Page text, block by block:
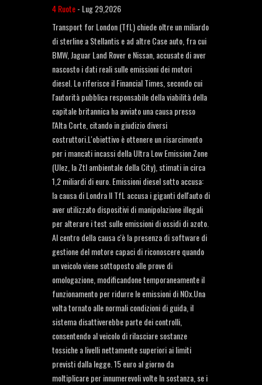
4 Ruote- Lug 29,2026
Transport for London (TfL) chiede oltre un miliardo
di sterline a Stellantis e ad altre Case auto, fra cui
BMW, Jaguar Land Rover e Nissan, accusate di aver
nascosto i dati reali sulle emissioni dei motori
diesel. Lo riferisce il Financial Times, secondo cui
l'autorità pubblica responsabile della viabilità della
capitale britannica ha avviato una causa presso
l'Alta Corte, citando in giudizio diversi
costruttori.L'obiettivo è ottenere un risarcimento
per i mancati incassi della Ultra Low Emission Zone
(Ulez, la Ztl ambientale della City), stimati in circa
1,2 miliardi di euro. Emissioni diesel sotto accusa:
la causa di Londra Il TfL accusa i giganti dell'auto di
aver utilizzato dispositivi di manipolazione illegali
per alterare i test sulle emissioni di ossidi di azoto.
Al centro della causa c'è la presenza di software di
gestione del motore capaci di riconoscere quando
un veicolo viene sottoposto alle prove di
omologazione, modificandone temporaneamente il
funzionamento per ridurre le emissioni di NOx.Una
volta tornato alle normali condizioni di guida, il
sistema disattiverebbe parte dei controlli,
consentendo al veicolo di rilasciare sostanze
tossiche a livelli nettamente superiori ai limiti
previsti dalla legge. 15 euro al giorno da
moltiplicare per innumerevoli volte In sostanza, se i